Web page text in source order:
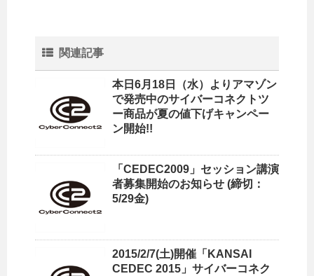
関連記事
本日6月18日（水）よりアマゾン
で発売中のサイバーコネクトツ
ー商品が夏の値下げキャンペー
ン開始!!
「CEDEC2009」セッション講演
者募集開始のお知らせ (締切：
5/29金)
2015/2/7(土)開催「KANSAI
CEDEC 2015」サイバーコネク